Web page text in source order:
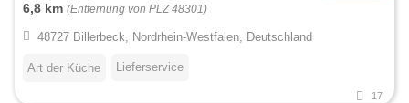
6,8 km (Entfernung von PLZ 48301)
48727 Billerbeck, Nordrhein-Westfalen, Deutschland
Art der Küche Lieferservice
17